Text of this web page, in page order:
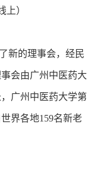
上）
新的理事会，经民
会由广州中医药大
广州中医药大学第
界各地159名新老